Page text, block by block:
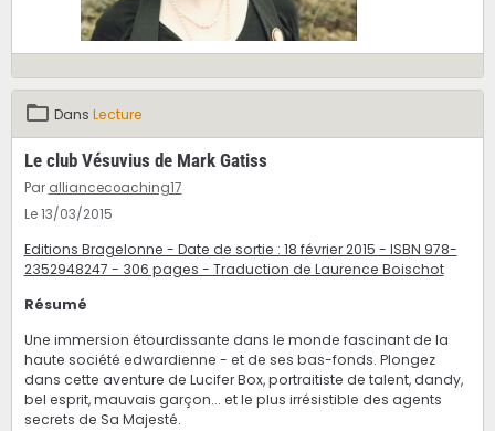
Dans Lecture
Le club Vésuvius de Mark Gatiss
Par alliancecoaching17
Le 13/03/2015
Editions Bragelonne - Date de sortie : 18 février 2015 - ISBN 978-
2352948247 - 306 pages - Traduction de Laurence Boischot
Résumé
Une immersion étourdissante dans le monde fascinant de la
haute société edwardienne - et de ses bas-fonds. Plongez
dans cette aventure de Lucifer Box, portraitiste de talent, dandy,
bel esprit, mauvais garçon... et le plus irrésistible des agents
secrets de Sa Majesté.